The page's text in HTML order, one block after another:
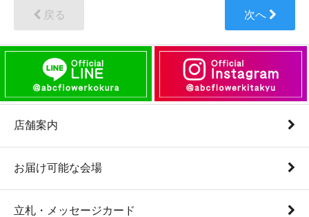
戻る 次へ
店舗案内
お届け可能な会場
立札・メッセージカード